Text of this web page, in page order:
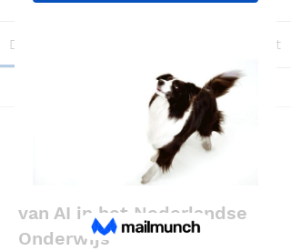
Discussion About
November 22, 2025
ChatGPT JP: De Toekomst
van AI in het Nederlandse
Onderwijs